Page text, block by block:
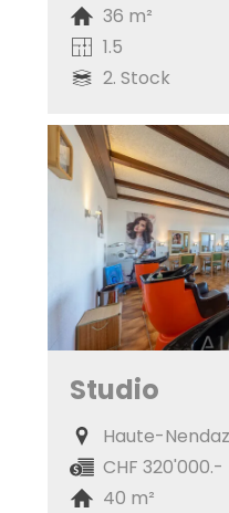
36 m²
1.5
2. Stock
Studio
Haute-Nendaz
CHF 320'000.-
40 m²